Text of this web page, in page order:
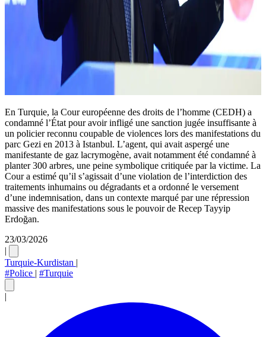
En Turquie, la Cour européenne des droits de l’homme (CEDH) a
condamné l’État pour avoir infligé une sanction jugée insuffisante à
un policier reconnu coupable de violences lors des manifestations du
parc Gezi en 2013 à Istanbul. L’agent, qui avait aspergé une
manifestante de gaz lacrymogène, avait notamment été condamné à
planter 300 arbres, une peine symbolique critiquée par la victime. La
Cour a estimé qu’il s’agissait d’une violation de l’interdiction des
traitements inhumains ou dégradants et a ordonné le versement
d’une indemnisation, dans un contexte marqué par une répression
massive des manifestations sous le pouvoir de Recep Tayyip
Erdoğan.
23/03/2026
|
Turquie-Kurdistan |
#Police | #Turquie
|